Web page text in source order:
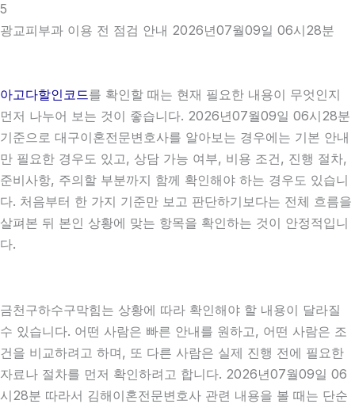
5
광교피부과 이용 전 점검 안내 2026년07월09일 06시28분
아고다할인코드를 확인할 때는 현재 필요한 내용이 무엇인지
먼저 나누어 보는 것이 좋습니다. 2026년07월09일 06시28분
기준으로 대구이혼전문변호사를 알아보는 경우에는 기본 안내
만 필요한 경우도 있고, 상담 가능 여부, 비용 조건, 진행 절차,
준비사항, 주의할 부분까지 함께 확인해야 하는 경우도 있습니
다. 처음부터 한 가지 기준만 보고 판단하기보다는 전체 흐름을
살펴본 뒤 본인 상황에 맞는 항목을 확인하는 것이 안정적입니
다.
금천구하수구막힘는 상황에 따라 확인해야 할 내용이 달라질
수 있습니다. 어떤 사람은 빠른 안내를 원하고, 어떤 사람은 조
건을 비교하려고 하며, 또 다른 사람은 실제 진행 전에 필요한
자료나 절차를 먼저 확인하려고 합니다. 2026년07월09일 06
시28분 따라서 김해이혼전문변호사 관련 내용을 볼 때는 단순